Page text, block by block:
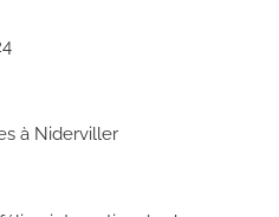
à Niderviller